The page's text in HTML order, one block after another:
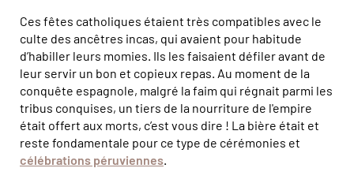
Ces fêtes catholiques étaient très compatibles avec le
culte des ancêtres incas, qui avaient pour habitude
d’habiller leurs momies. Ils les faisaient défiler avant de
leur servir un bon et copieux repas. Au moment de la
conquête espagnole, malgré la faim qui régnait parmi les
tribus conquises, un tiers de la nourriture de l'empire
était offert aux morts, c’est vous dire ! La bière était et
reste fondamentale pour ce type de cérémonies et
célébrations péruviennes.